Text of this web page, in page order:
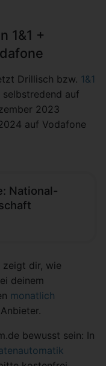
1&1 +
Drillisch bzw. 1&1
auf
2023
auf Vodafone
National-
zeigt dir, wie
deinem
monatlich
bewusst sein: In